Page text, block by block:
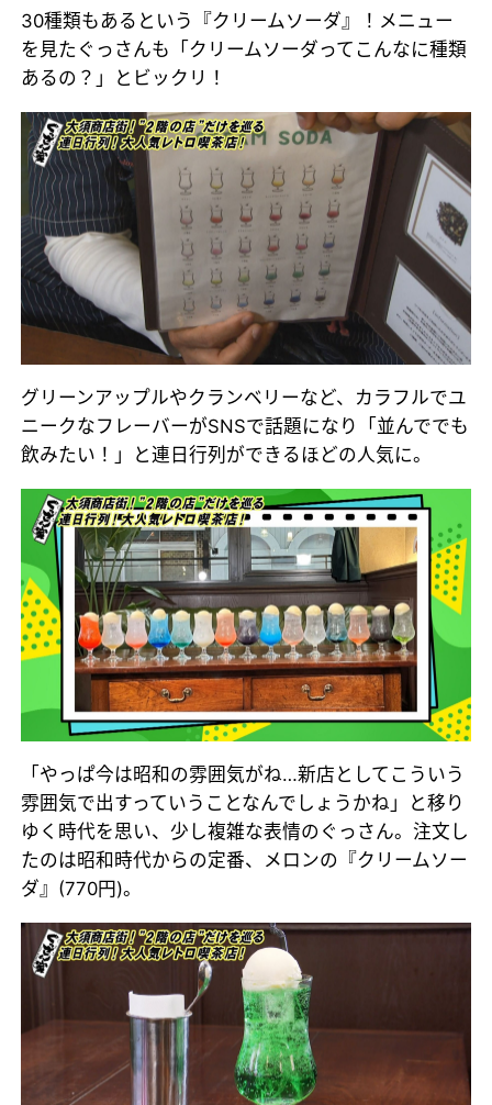
30種類もあるという『クリームソーダ』！メニュー
を見たぐっさんも「クリームソーダってこんなに種類
あるの？」とビックリ！
グリーンアップルやクランベリーなど、カラフルでユ
ニークなフレーバーがSNSで話題になり「並んででも
飲みたい！」と連日行列ができるほどの人気に。
「やっぱ今は昭和の雰囲気がね…新店としてこういう
雰囲気で出すっていうことなんでしょうかね」と移り
ゆく時代を思い、少し複雑な表情のぐっさん。注文し
たのは昭和時代からの定番、メロンの『クリームソー
ダ』(770円)。